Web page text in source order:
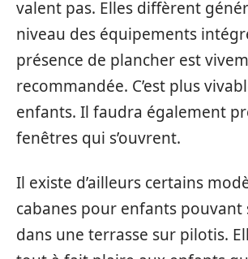
valent pas. Elles diffèrent
niveau des équipements
présence de plancher est
recommandée. C’est plus
enfants. Il faudra également
fenêtres qui s’ouvrent.
Il existe d’ailleurs certains
cabanes pour enfants pouvant
dans une terrasse sur pilotis.